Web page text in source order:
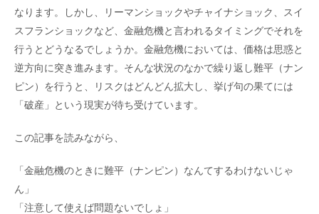
なります。しかし、リーマンショックやチャイナショック、スイ
スフランショックなど、金融危機と言われるタイミングでそれを
行うとどうなるでしょうか。金融危機においては、価格は思惑と
逆方向に突き進みます。そんな状況のなかで繰り返し難平（ナン
ピン）を行うと、リスクはどんどん拡大し、挙げ句の果てには
「破産」という現実が待ち受けています。
この記事を読みながら、
「金融危機のときに難平（ナンピン）なんてするわけないじゃ
ん」
「注意して使えば問題ないでしょ」